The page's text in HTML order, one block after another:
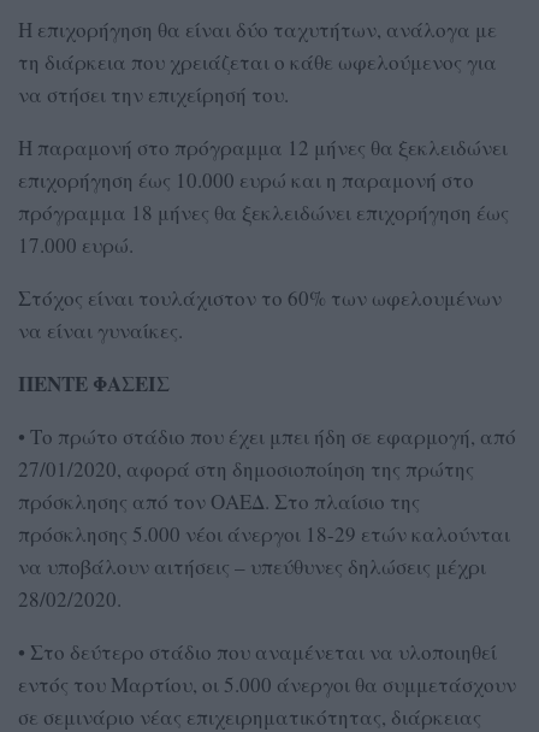
Η επιχορήγηση θα είναι δύο ταχυτήτων, ανάλογα με
τη διάρκεια που χρειάζεται ο κάθε ωφελούμενος για
να στήσει την επιχείρησή του.
Η παραμονή στο πρόγραμμα 12 μήνες θα ξεκλειδώνει
επιχορήγηση έως 10.000 ευρώ και η παραμονή στο
πρόγραμμα 18 μήνες θα ξεκλειδώνει επιχορήγηση έως
17.000 ευρώ.
Στόχος είναι τουλάχιστον το 60% των ωφελουμένων
να είναι γυναίκες.
ΠΕΝΤΕ ΦΑΣΕΙΣ
• Το πρώτο στάδιο που έχει μπει ήδη σε εφαρμογή, από
27/01/2020, αφορά στη δημοσιοποίηση της πρώτης
πρόσκλησης από τον ΟΑΕΔ. Στο πλαίσιο της
πρόσκλησης 5.000 νέοι άνεργοι 18-29 ετών καλούνται
να υποβάλουν αιτήσεις – υπεύθυνες δηλώσεις μέχρι
28/02/2020.
• Στο δεύτερο στάδιο που αναμένεται να υλοποιηθεί
εντός του Μαρτίου, οι 5.000 άνεργοι θα συμμετάσχουν
σε σεμινάριο νέας επιχειρηματικότητας, διάρκειας